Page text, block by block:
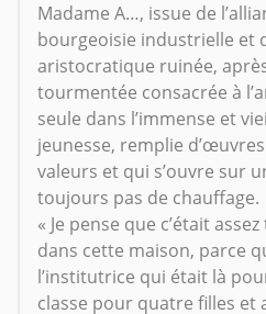
Madame A…, issue de
bourgeoisie industrielle et
aristocratique ruinée,
tourmentée consacrée à
seule dans l’immense et
jeunesse, remplie
valeurs et qui s’ouvre sur
toujours pas de chauffage.
« Je pense que c’était
dans cette maison, parce
l’institutrice qui était là
classe pour quatre filles et